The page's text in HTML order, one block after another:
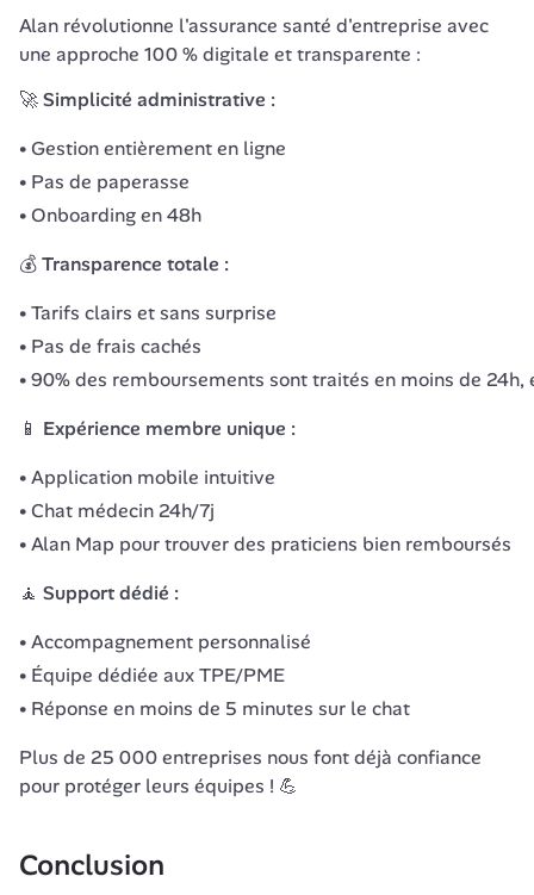
Alan révolutionne l'assurance santé d'entreprise avec
une approche 100 % digitale et transparente :
🚀 Simplicité administrative :
Gestion entièrement en ligne
Pas de paperasse
Onboarding en 48h
💰 Transparence totale :
Tarifs clairs et sans surprise
Pas de frais cachés
90% des remboursements sont traités en moins de
📱 Expérience membre unique :
Application mobile intuitive
Chat médecin 24h/7j
Alan Map pour trouver des praticiens bien remboursés
🧘 Support dédié :
Accompagnement personnalisé
Équipe dédiée aux TPE/PME
Réponse en moins de 5 minutes sur le chat
Plus de 25 000 entreprises nous font déjà confiance
pour protéger leurs équipes ! 💪
Conclusion